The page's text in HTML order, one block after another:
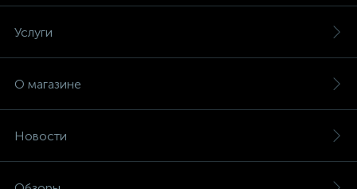
Услуги
О магазине
Новости